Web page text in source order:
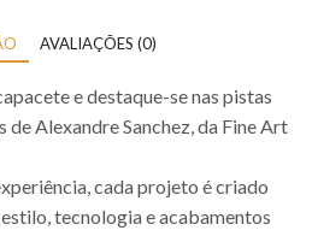
AVALIAÇÕES (0)
e destaque-se nas pistas
de Alexandre Sanchez, da Fine Art
cada projeto é criado
tecnologia e acabamentos